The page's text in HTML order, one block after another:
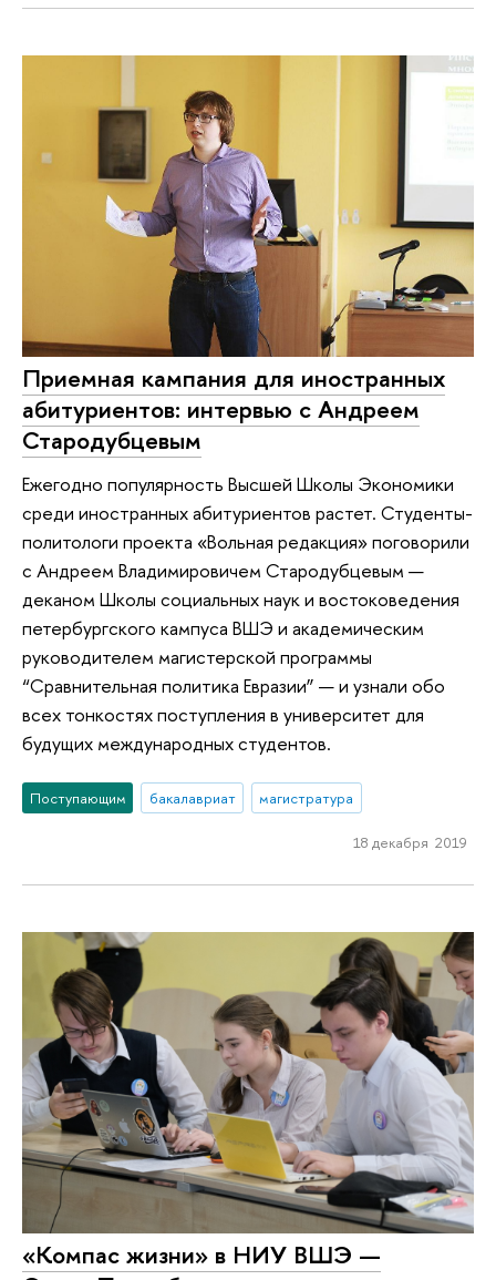
Приемная кампания для иностранных
абитуриентов: интервью с Андреем
Стародубцевым
Ежегодно популярность Высшей Школы Экономики
среди иностранных абитуриентов растет. Студенты-
политологи проекта «Вольная редакция» поговорили
с Андреем Владимировичем Стародубцевым —
деканом Школы социальных наук и востоковедения
петербургского кампуса ВШЭ и академическим
руководителем магистерской программы
“Сравнительная политика Евразии” — и узнали обо
всех тонкостях поступления в университет для
будущих международных студентов.
Поступающим бакалавриат магистратура
18 декабря 2019
«Компас жизни» в НИУ ВШЭ —